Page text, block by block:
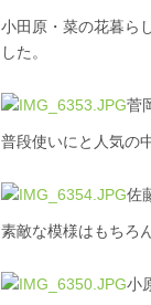
小田原・菜の花暮ら
した。
菅
普段使いにと人気の
佐
素敵な模様はもちろ
小